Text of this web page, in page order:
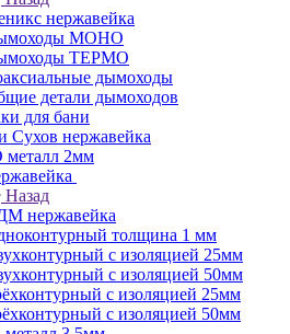
нержавейка
МОНО
ТЕРМО
дымоходы
детали дымоходов
для бани
Сухов нержавейка
металл 2мм
Назад
нержавейка
толщина 1 мм
с изоляцией 25мм
с изоляцией 50мм
с изоляцией 25мм
с изоляцией 50мм